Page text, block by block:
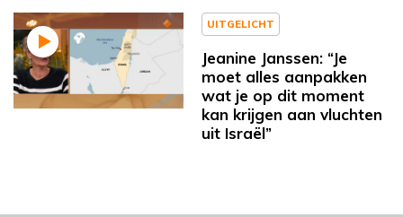
UITGELICHT
Jeanine Janssen: “Je
moet alles aanpakken
wat je op dit moment
kan krijgen aan vluchten
uit Israël”